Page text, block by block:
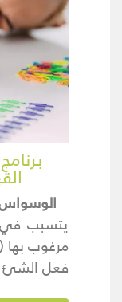
يتسبب في
مرغوب بها
فعل الشئ